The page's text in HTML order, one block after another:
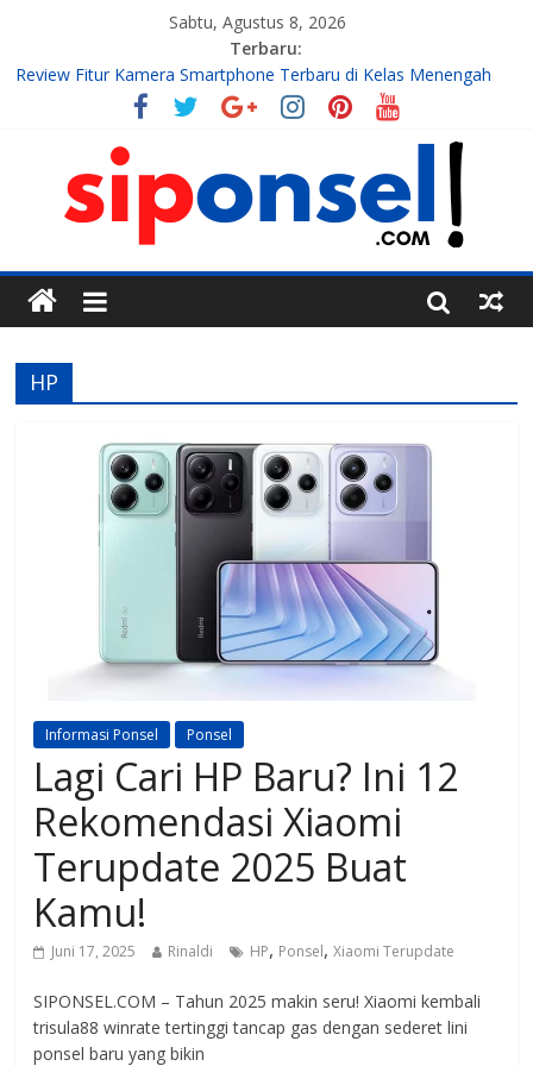
Sabtu, Agustus 8, 2026
Terbaru:
Review Fitur Kamera Smartphone Terbaru di Kelas Menengah
10 Aplikasi AI Gratis Terbaik untuk Membuat Konten Instagram
7 Handphone Termahal
Teknologi Gadget, Handphone, dan Aplikasi Terbaru
Tren Teknologi Mobile yang Sedang Berkembang di Tahun Ini
HP
Informasi Ponsel Ponsel
Lagi Cari HP Baru? Ini 12
Rekomendasi Xiaomi
Terupdate 2025 Buat
Kamu!
Juni 17, 2025 Rinaldi HP, Ponsel,Xiaomi Terupdate
SIPONSEL.COM – Tahun 2025 makin seru! Xiaomi kembali
trisula88 winrate tertinggi tancap gas dengan sederet lini
ponsel baru yang bikin